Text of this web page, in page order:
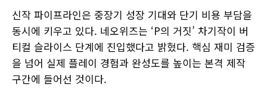
신작 파이프라인은 중장기 성장 기대와 단기 비용 부담을
동시에 키우고 있다. 네오위즈는 ‘P의 거짓’ 차기작이 버
티컬 슬라이스 단계에 진입했다고 밝혔다. 핵심 재미 검증
을 넘어 실제 플레이 경험과 완성도를 높이는 본격 제작
구간에 들어선 것이다.